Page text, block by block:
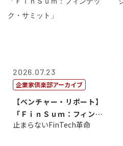
2026.07.23
企業家倶楽部アーカイブ
【ベンチャー・リポート】
「ＦｉｎＳｕｍ：フィンテ
ック・サミッ...
止まらないFinTech革命